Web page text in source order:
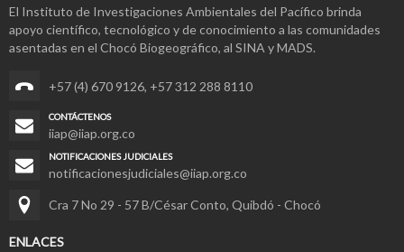
El Instituto de Investigaciones Ambientales del Pacífico brinda
apoyo científico, tecnológico y de conocimiento a las comunidades
asentadas en el Chocó Biogeográfico, al SINA y MADS.
+57 (4) 670 9126, +57 312 288 8110
CONTÁCTENOS
iiap@iiap.org.co
NOTIFICACIONES JUDICIALES
notificacionesjudiciales@iiap.org.co
Cra 7 No 29 - 57 B/César Conto, Quibdó - Chocó
ENLACES